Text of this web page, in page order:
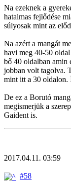
Na ezeknek a
hatalmas fejlődése
súlyosak mint az
Na azért a mangát
havi meg 40-50
bő 40 oldalban amin
jobban volt tagolva.
mint itt a 30 oldalon.
De ez a Borutó
megismerjük a
Gaident is.
2017.04.11. 03:59
#58